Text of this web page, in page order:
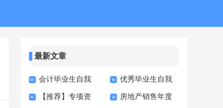
最新文章
会计毕业生自我
鉴定(通用15篇)
优秀毕业生自我
鉴定(15篇)
【推荐】专项资 房地产销售年度